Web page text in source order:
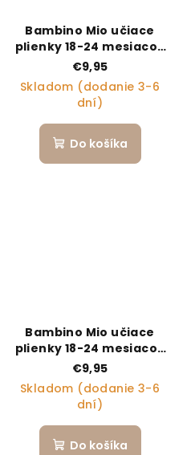
Bambino Mio učiace
plienky 18-24 mesiacov
BLUE
€9,95
Skladom (dodanie 3-6
dní)
Do košíka
Bambino Mio učiace
plienky 18-24 mesiacov
FERN
€9,95
Skladom (dodanie 3-6
dní)
Do košíka